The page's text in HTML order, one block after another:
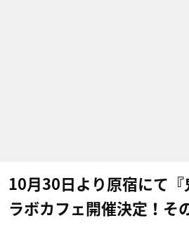
10月30日より原宿にて『
ラボカフェ開催決定！そ